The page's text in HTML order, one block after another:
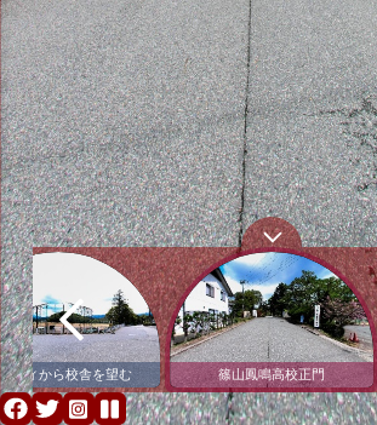
ティから校舎を望む 篠山鳳鳴高校正門